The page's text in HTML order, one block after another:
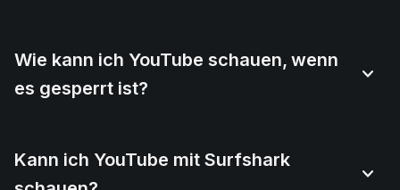
Wie kann ich YouTube schauen, wenn
es gesperrt ist?
Kann ich YouTube mit Surfshark